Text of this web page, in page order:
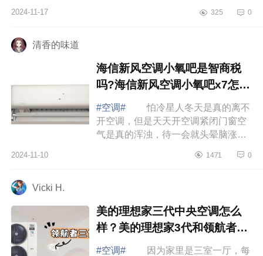
小所以你选哪个款，下面小编为大家
2024-11-17 325 0
清香的味道
海信新风空调小氧吧是智商税
吗?海信新风空调小氧吧x7怎么
样
#空调#
怕冷星人冬天是真的离不
开空调，但是天天开空调紧闭门窗空
气是真的浑浊，待一会就头晕脑涨
上，脸干得不行身子热得不行，但是
2024-11-10 1471 0
Vicki H.
美的理想家三代中央空调怎么
样？美的理想家3代和领航者3
代哪个好
#空调#
因为家里是三室一厅，每